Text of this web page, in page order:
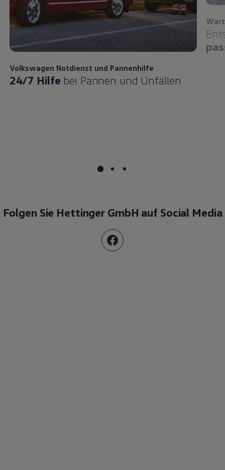
Volkswagen Notdienst und Pannenhilfe
24/7 Hilfe bei Pannen und Unfällen
Folgen Sie Hettinger GmbH auf Social Media